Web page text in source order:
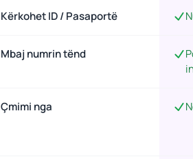
Kërkohet ID / Pasaportë
Mbaj numrin tënd
Çmimi nga